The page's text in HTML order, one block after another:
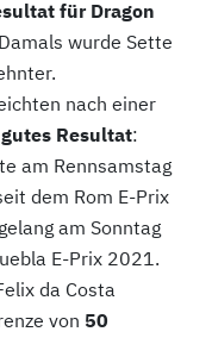
für Dragon
wurde Sette
nach einer
Resultat:
am Rennsamstag
dem Rom E-Prix
am Sonntag
E-Prix 2021.
da Costa
von 50